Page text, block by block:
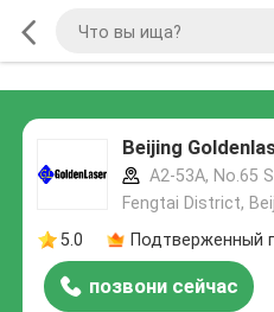
Beijing
A2-53A, No.65
Fengtai District,
5.0
Подтверженный
позвони сейчас